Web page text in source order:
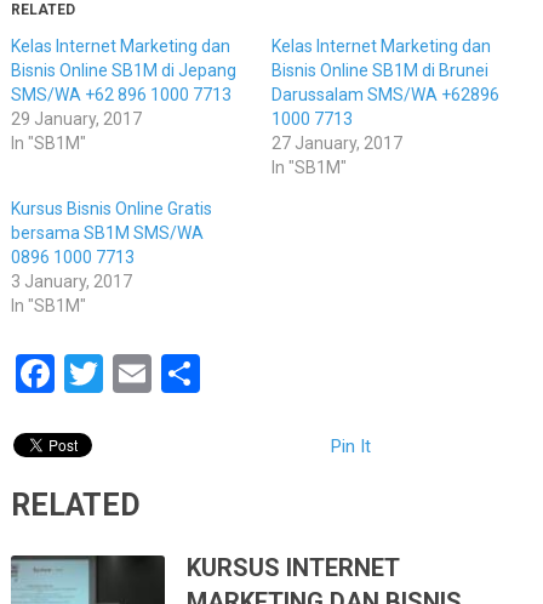
RELATED
Kelas Internet Marketing dan
Bisnis Online SB1M di Jepang
SMS/WA +62 896 1000 7713
29 January, 2017
In "SB1M"
Kelas Internet Marketing dan
Bisnis Online SB1M di Brunei
Darussalam SMS/WA +62896
1000 7713
27 January, 2017
In "SB1M"
Kursus Bisnis Online Gratis
bersama SB1M SMS/WA
0896 1000 7713
3 January, 2017
In "SB1M"
Facebook
Twitter
EmailShare
Pin It
RELATED
KURSUS INTERNET